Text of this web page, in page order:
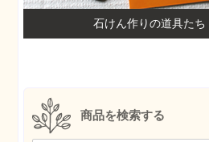
石けん作りの道具たち
商品を検索する